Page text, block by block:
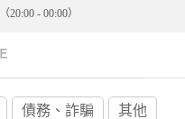
（20:00 - 00:00）
債務、詐騙 其他